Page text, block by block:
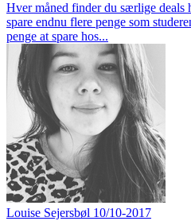
Hver måned finder du særlige deals
spare endnu flere penge som
penge at spare hos...
Louise Sejersbøl 10/10-2017